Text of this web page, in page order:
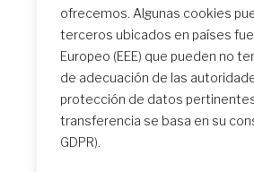
ofrecemos. Algunas cookies
terceros ubicados en países
Europeo (EEE) que pueden no
de adecuación de las
protección de datos
transferencia se basa en su
GDPR).